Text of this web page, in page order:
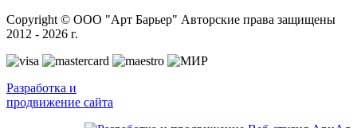
Copyright © ООО "Арт Барьер" Авторские права защищены
2012 - 2026 г.
Разработка и
продвижение сайта